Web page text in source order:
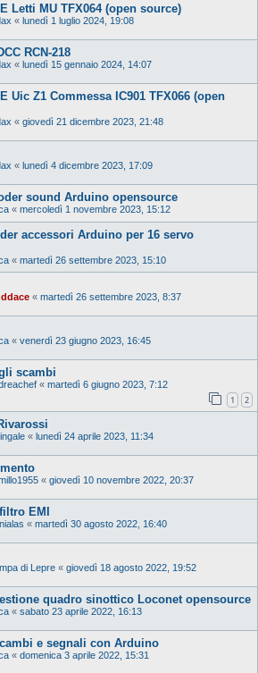
Letti MU TFX064 (open source)
« lunedì 1 luglio 2024, 19:08
RCN-218
« lunedì 15 gennaio 2024, 14:07
Uic Z1 Commessa IC901 TFX066 (open
« giovedì 21 dicembre 2023, 21:48
« lunedì 4 dicembre 2023, 17:09
sound Arduino opensource
« mercoledì 1 novembre 2023, 15:12
accessori Arduino per 16 servo
« martedì 26 settembre 2023, 15:10
« martedì 26 settembre 2023, 8:37
« venerdì 23 giugno 2023, 16:45
scambi
« martedì 6 giugno 2023, 7:12
1 2
« lunedì 24 aprile 2023, 11:34
« giovedì 10 novembre 2022, 20:37
EMI
« martedì 30 agosto 2022, 16:40
di Lepre « giovedì 18 agosto 2022, 19:52
quadro sinottico Loconet opensource
« sabato 23 aprile 2022, 16:13
e segnali con Arduino
« domenica 3 aprile 2022, 15:31